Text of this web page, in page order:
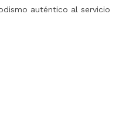
auténtico al servicio